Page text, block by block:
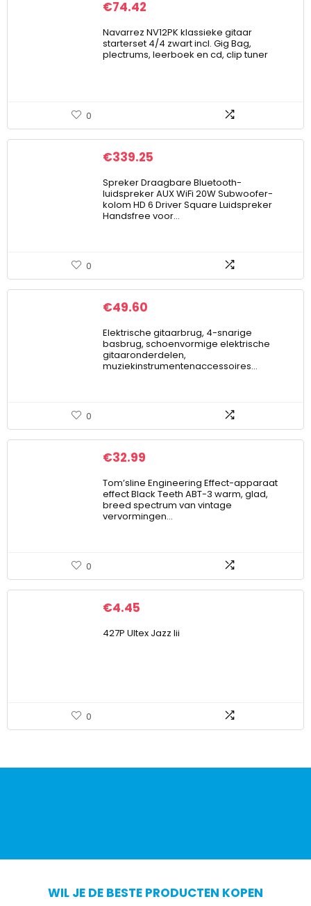
€74.42
Navarrez NV12PK klassieke gitaar
starterset 4/4 zwart incl. Gig Bag,
plectrums, leerboek en cd, clip tuner
0
€339.25
Spreker Draagbare Bluetooth-
luidspreker AUX WiFi 20W Subwoofer-
kolom HD 6 Driver Square Luidspreker
Handsfree voor…
0
€49.60
Elektrische gitaarbrug, 4-snarige
basbrug, schoenvormige elektrische
gitaaronderdelen,
muziekinstrumentenaccessoires…
0
€32.99
Tom’sline Engineering Effect-apparaat
effect Black Teeth ABT-3 warm, glad,
breed spectrum van vintage
vervormingen…
0
€4.45
427P Ultex Jazz Iii
0
WIL JE DE BESTE PRODUCTEN KOPEN